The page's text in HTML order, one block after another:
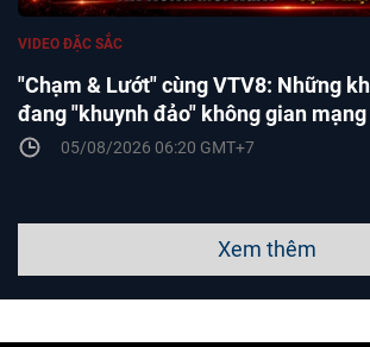
"Chạm & Lướt" cùng VTV8: Những
đang "khuynh đảo" không gian mạng
VIDEO ĐẶC SẮC
05/08/2026 06:20 GMT+7
Xem thêm